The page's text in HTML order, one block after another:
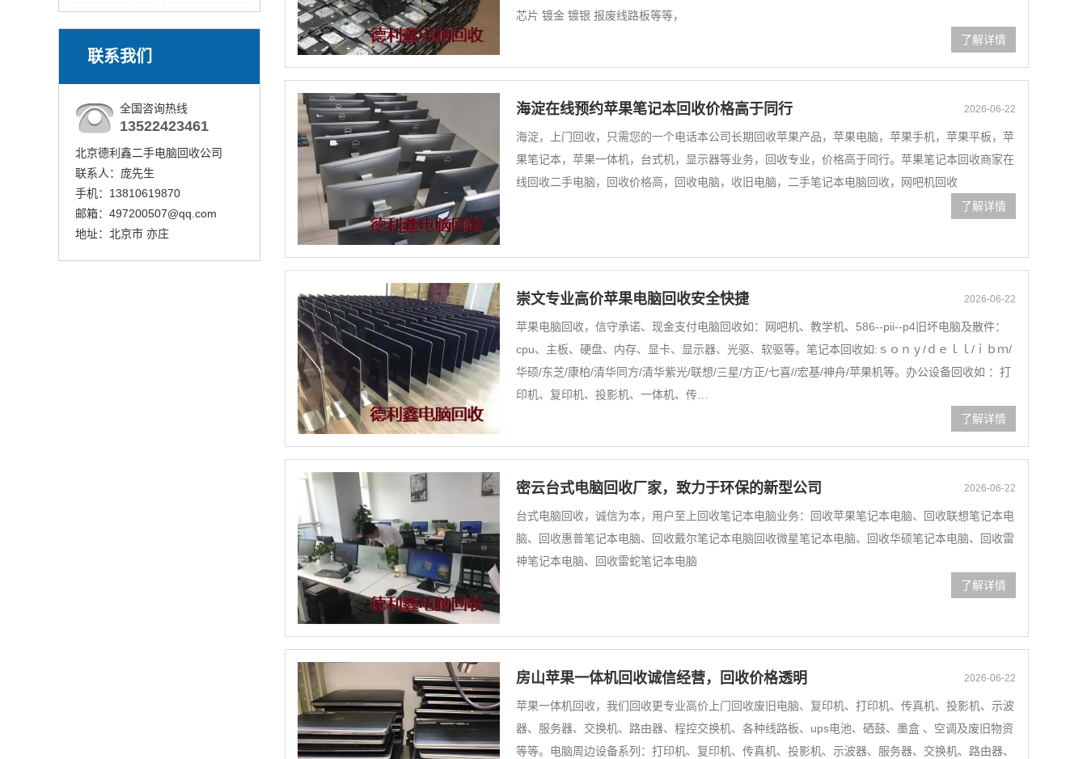
联系我们
全国咨询热线
13522423461
北京德利鑫二手电脑回收公司
联系人：庞先生
手机：13810619870
邮箱：497200507@qq.com
地址：北京市 亦庄
芯片 镀金 镀银 报废线路板等等，
了解详情
2026-06-22
海淀在线预约苹果笔记本回收价格高于同行
海淀，上门回收，只需您的一个电话本公司长期回收苹果产品，苹果电脑，苹果手机，苹果平板，苹
果笔记本，苹果一体机，台式机，显示器等业务，回收专业，价格高于同行。苹果笔记本回收商家在
线回收二手电脑，回收价格高，回收电脑，收旧电脑，二手笔记本电脑回收，网吧机回收
了解详情
2026-06-22
崇文专业高价苹果电脑回收安全快捷
苹果电脑回收，信守承诺、现金支付电脑回收如：网吧机、教学机、586--pii--p4旧坏电脑及散件：
cpu、主板、硬盘、内存、显卡、显示器、光驱、软驱等。笔记本回收如:ｓｏｎｙ/ｄｅｌｌ/ｉｂｍ/
华硕/东芝/康柏/清华同方/清华紫光/联想/三星/方正/七喜//宏基/神舟/苹果机等。办公设备回收如 ：打
印机、复印机、投影机、一体机、传…
了解详情
2026-06-22
密云台式电脑回收厂家，致力于环保的新型公司
台式电脑回收，诚信为本，用户至上回收笔记本电脑业务：回收苹果笔记本电脑、回收联想笔记本电
脑、回收惠普笔记本电脑、回收戴尔笔记本电脑回收微星笔记本电脑、回收华硕笔记本电脑、回收雷
神笔记本电脑、回收雷蛇笔记本电脑
了解详情
2026-06-22
房山苹果一体机回收诚信经营，回收价格透明
苹果一体机回收，我们回收更专业高价上门回收废旧电脑、复印机、打印机、传真机、投影机、示波
器、服务器、交换机、路由器、程控交换机、各种线路板、ups电池、硒鼓、墨盒 、空调及废旧物资
等等。电脑周边设备系列：打印机、复印机、传真机、投影机、示波器、服务器、交换机、路由器、